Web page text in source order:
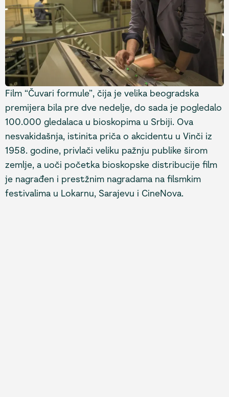
Film “Čuvari formule”, čija je velika beogradska
premijera bila pre dve nedelje, do sada je pogledalo
100.000 gledalaca u bioskopima u Srbiji. Ova
nesvakidašnja, istinita priča o akcidentu u Vinči iz
1958. godine, privlači veliku pažnju publike širom
zemlje, a uoči početka bioskopske distribucije film
je nagrađen i prestžnim nagradama na filsmkim
festivalima u Lokarnu, Sarajevu i CineNova.